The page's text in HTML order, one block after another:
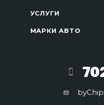
УСЛУГИ
МАРКИ АВТО